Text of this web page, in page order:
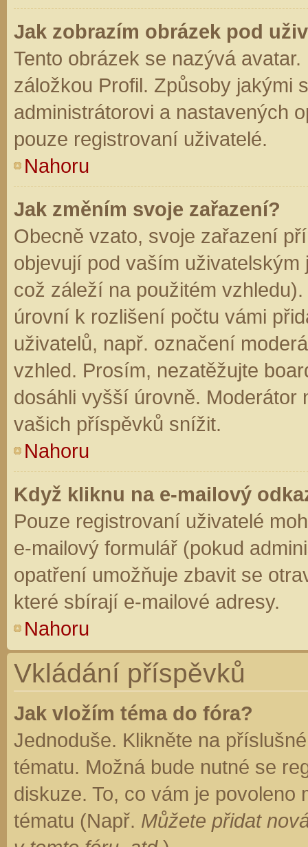
Jak zobrazím obrázek pod
Tento obrázek se nazývá
záložkou Profil. Způsoby jakými
administrátorovi a nastavených
pouze registrovaní uživatelé.
Nahoru
Jak změním svoje zařazení?
Obecně vzato, svoje zařazení
objevují pod vaším
což záleží na použitém
úrovní k rozlišení počtu vámi
uživatelů, např. označení
vzhled. Prosím, nezatěžujte
dosáhli vyšší úrovně. Moderátor
vašich příspěvků snížit.
Nahoru
Když kliknu na e-mailový
Pouze registrovaní uživatelé
e-mailový formulář (pokud
opatření umožňuje zbavit se
které sbírají e-mailové adresy.
Nahoru
Vkládání příspěvků
Jak vložím téma do fóra?
Jednoduše. Klikněte na
tématu. Možná bude nutné se
diskuze. To, co vám je
tématu (Např. Můžete přidat